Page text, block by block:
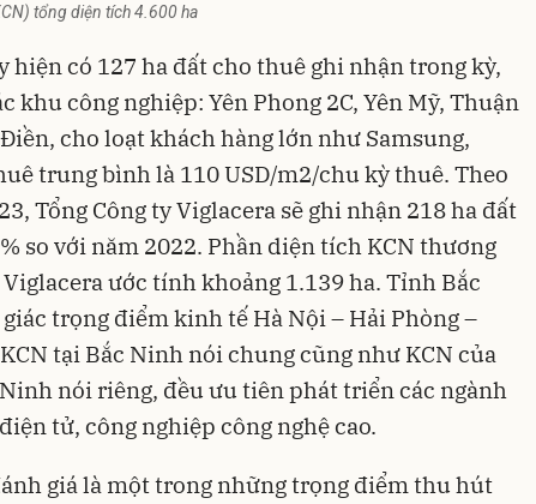
tổng diện tích 4.600 ha
hiện có 127 ha đất cho thuê ghi nhận trong kỳ,
khu công nghiệp: Yên Phong 2C, Yên Mỹ, Thuận
cho loạt khách hàng lớn như Samsung,
trung bình là 110 USD/m2/chu kỳ thuê. Theo
Tổng Công ty Viglacera sẽ ghi nhận 218 ha đất
so với năm 2022. Phần diện tích KCN thương
ước tính khoảng 1.139 ha. Tỉnh Bắc
trọng điểm kinh tế Hà Nội – Hải Phòng –
tại Bắc Ninh nói chung cũng như KCN của
nói riêng, đều ưu tiên phát triển các ngành
tử, công nghiệp công nghệ cao.
giá là một trong những trọng điểm thu hút